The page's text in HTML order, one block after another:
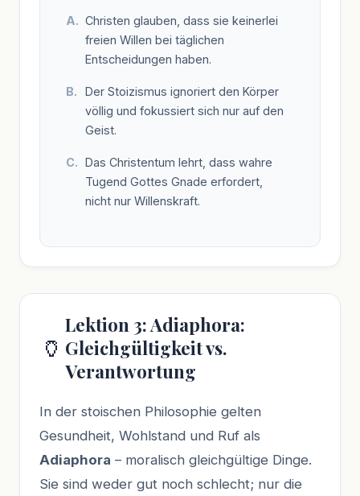
Christen glauben, dass sie keinerlei
freien Willen bei täglichen
Entscheidungen haben.
Der Stoizismus ignoriert den Körper
völlig und fokussiert sich nur auf den
Geist.
Das Christentum lehrt, dass wahre
Tugend Gottes Gnade erfordert,
nicht nur Willenskraft.
🏺
Lektion 3: Adiaphora:
Gleichgültigkeit vs.
Verantwortung
In der stoischen Philosophie gelten
Gesundheit, Wohlstand und Ruf als
Adiaphora – moralisch gleichgültige Dinge.
Sie sind weder gut noch schlecht; nur die